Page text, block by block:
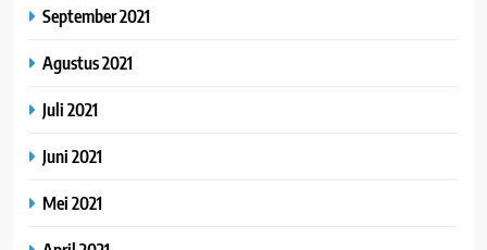
September 2021
Agustus 2021
Juli 2021
Juni 2021
Mei 2021